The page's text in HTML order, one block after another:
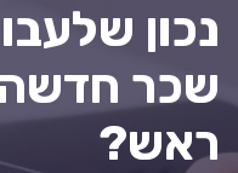
נכון
שכר
ראש?